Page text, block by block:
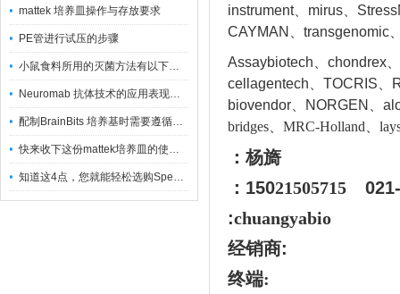
mattek 培养皿操作与存放要求
PE管进行试压的步骤
小鼠食料所用的灭菌方法有以下三种
Neuromab 抗体技术的应用表现在这几方面
配制BrainBits 培养基时需要遵循的原则
快来收下这份mattek培养皿的使用指南
知道这4点，您就能轻松选购Spectrum 膜
instrument、mirus、
CAYMAN、transgenomic
Assaybiotech、chondrex
cellagentech、TOCRIS、
biovendor、NORGEN、a
bridges、MRC-Holland、
：杨旖
：15021505715
021-
:chuangyabio
经销商:
终端: